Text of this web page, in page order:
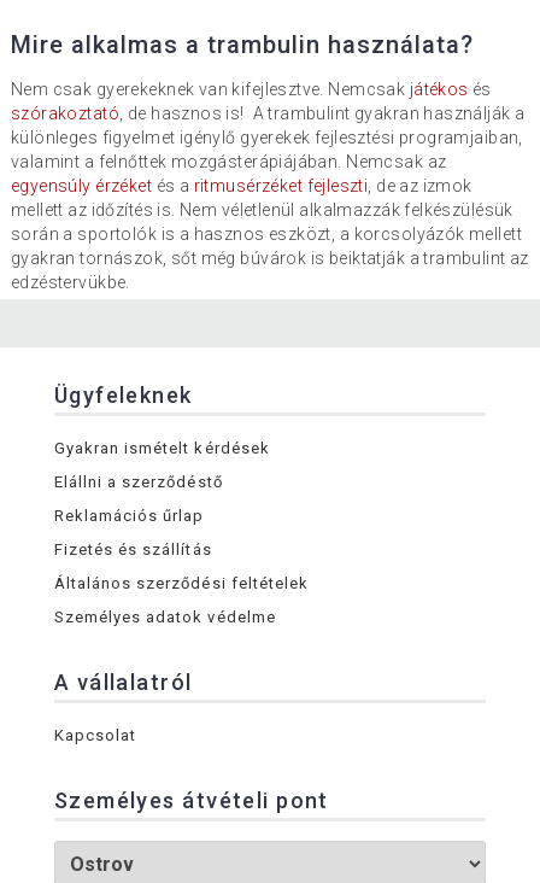
Mire alkalmas a trambulin használata?
Nem csak gyerekeknek van kifejlesztve. Nemcsak játékos és
szórakoztató , de hasznos is! A trambulint gyakran használják a
különleges figyelmet igénylő gyerekek fejlesztési programjaiban,
valamint a felnőttek mozgásterápiájában. Nemcsak az
egyensúly érzéket és a ritmusérzéket fejleszti , de az izmok
mellett az időzítés is. Nem véletlenül alkalmazzák felkészülésük
során a sportolók is a hasznos eszközt, a korcsolyázók mellett
gyakran tornászok, sőt még búvárok is beiktatják a trambulint az
edzéstervükbe.
Ügyfeleknek
Gyakran ismételt kérdések
Elállni a szerződéstő
Reklamációs űrlap
Fizetés és szállítás
Általános szerződési feltételek
Személyes adatok védelme
A vállalatról
Kapcsolat
Személyes átvételi pont